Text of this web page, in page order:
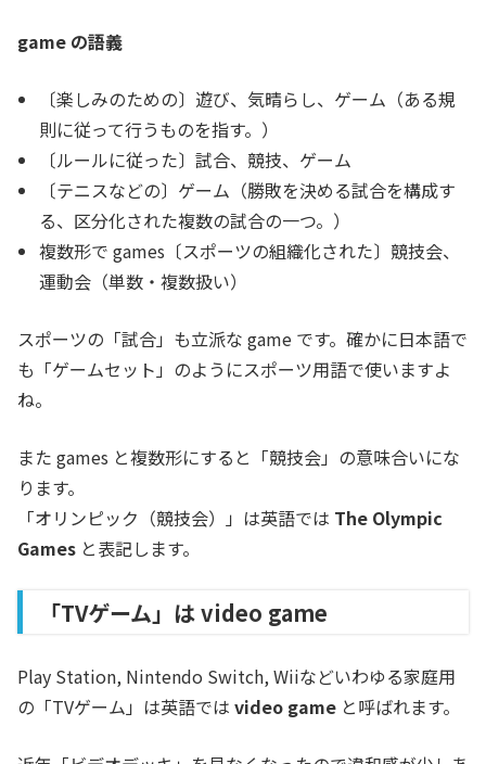
game の語義
〔楽しみのための〕遊び、気晴らし、ゲーム（ある規
則に従って行うものを指す。）
〔ルールに従った〕試合、競技、ゲーム
〔テニスなどの〕ゲーム（勝敗を決める試合を構成す
る、区分化された複数の試合の一つ。）
複数形で games〔スポーツの組織化された〕競技会、
運動会（単数・複数扱い）
スポーツの「試合」も立派な game です。確かに日本語で
も「ゲームセット」のようにスポーツ用語で使いますよ
ね。
また games と複数形にすると「競技会」の意味合いにな
ります。
「オリンピック（競技会）」は英語では The Olympic
Games と表記します。
「TVゲーム」は video game
Play Station, Nintendo Switch, Wiiなどいわゆる家庭用
の「TVゲーム」は英語では video game と呼ばれます。